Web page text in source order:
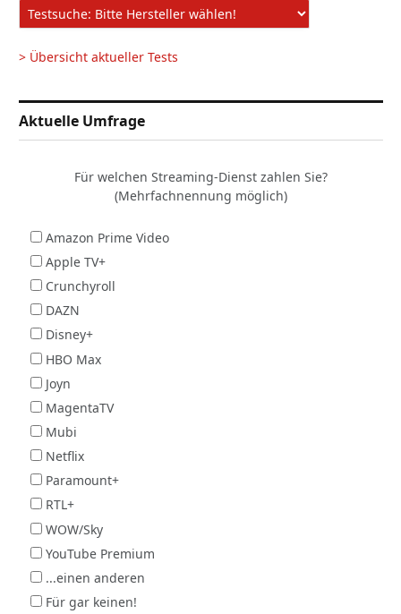
> Übersicht aktueller Tests
Aktuelle Umfrage
Für welchen Streaming-Dienst zahlen Sie?
(Mehrfachnennung möglich)
Amazon Prime Video
Apple TV+
Crunchyroll
DAZN
Disney+
HBO Max
Joyn
MagentaTV
Mubi
Netflix
Paramount+
RTL+
WOW/Sky
YouTube Premium
...einen anderen
Für gar keinen!